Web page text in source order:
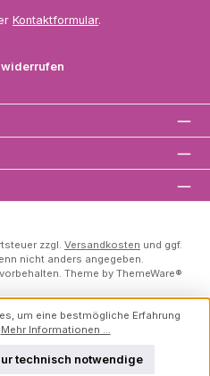
Kontaktformular.
zzgl. Versandkosten und ggf.
nicht anders angegeben.
Theme by ThemeWare®
um eine bestmögliche Erfahrung
Mehr Informationen ...
technisch notwendige